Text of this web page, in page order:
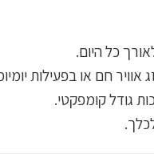
כל היום.
חם או בפעילות
גודל קומפקטי.